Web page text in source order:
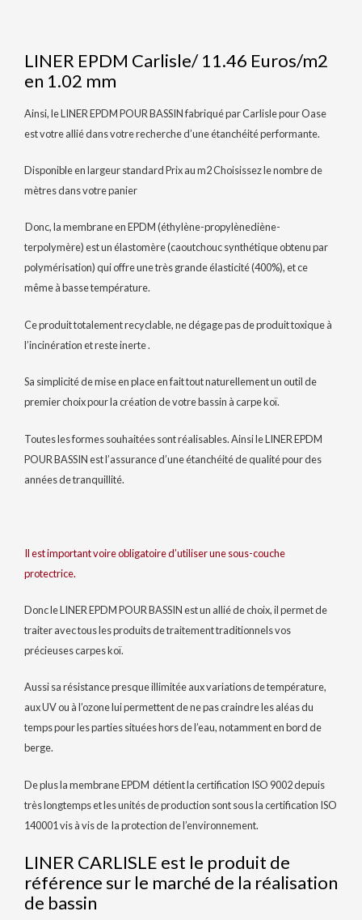
LINER EPDM Carlisle/ 11.46 Euros/m2
en 1.02 mm
Ainsi, le LINER EPDM POUR BASSIN fabriqué par Carlisle pour Oase
est votre allié dans votre recherche d’une étanchéité performante.
Disponible en largeur standard Prix au m2 Choisissez le nombre de
mètres dans votre panier
Donc, la membrane en EPDM (éthylène-propylènediène-
terpolymère) est un élastomère (caoutchouc synthétique obtenu par
polymérisation) qui offre une très grande élasticité (400%), et ce
même à basse température.
Ce produit totalement recyclable, ne dégage pas de produit toxique à
l’incinération et reste inerte .
Sa simplicité de mise en place en fait tout naturellement un outil de
premier choix pour la création de votre bassin à carpe koï.
Toutes les formes souhaitées sont réalisables. Ainsi le LINER EPDM
POUR BASSIN est l’assurance d’une étanchéité de qualité pour des
années de tranquillité.
Il est important voire obligatoire d’utiliser une sous-couche
protectrice.
Donc le LINER EPDM POUR BASSIN est un allié de choix, il permet de
traiter avec tous les produits de traitement traditionnels vos
précieuses carpes koï.
Aussi sa résistance presque illimitée aux variations de température,
aux UV ou à l’ozone lui permettent de ne pas craindre les aléas du
temps pour les parties situées hors de l’eau, notamment en bord de
berge.
De plus la membrane EPDM détient la certification ISO 9002 depuis
très longtemps et les unités de production sont sous la certification ISO
140001 vis à vis de la protection de l’environnement.
LINER CARLISLE est le produit de
référence sur le marché de la réalisation
de bassin